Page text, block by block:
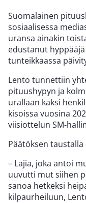
Suomalainen
sosiaalisessa
uransa ainakin
edustanut
tunteikkaassa
Lento tunnettiin
pituushypyn ja
urallaan kaksi
kisoissa vuosina
viisiottelun SM-
Päätöksen
– Lajia, joka antoi
uuvutti mut siihen
sanoa hetkeksi
kilpaurheiluun,